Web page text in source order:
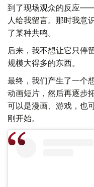
到了现场观众的反应
人给我留言。那时我意
了某种共鸣。
后来，我不想让它只停
规模大得多的东西。
最终，我们产生了一
动画短片，然后再逐步
可以是漫画、游戏，也
刚开始。